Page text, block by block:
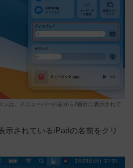
ンは、メニューバーの右から2番目に表示されて
示されているiPadの名前をクリ